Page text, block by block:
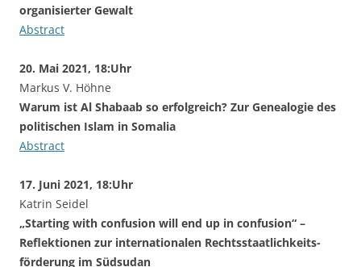
organisierter Gewalt
Abstract
20. Mai 2021, 18:Uhr
Markus V. Höhne
Warum ist Al Shabaab so erfolgreich? Zur Genealogie des
politischen Islam in Somalia
Abstract
17. Juni 2021, 18:Uhr
Katrin Seidel
„Starting with confusion will end up in confusion“ –
Reflektionen zur internationalen Rechtsstaatlichkeits-
förderung im Südsudan